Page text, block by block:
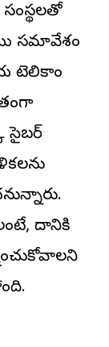
సమావేశం
టెలికాం
సైబర్
దానికి